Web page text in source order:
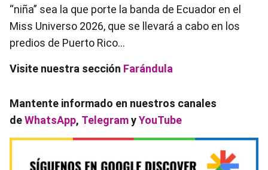
“niña” sea la que porte la banda de Ecuador en el
Miss Universo 2026, que se llevará a cabo en los
predios de Puerto Rico…
Visite nuestra sección Farándula
Mantente informado en nuestros canales
deWhatsApp, TelegramyYouTube